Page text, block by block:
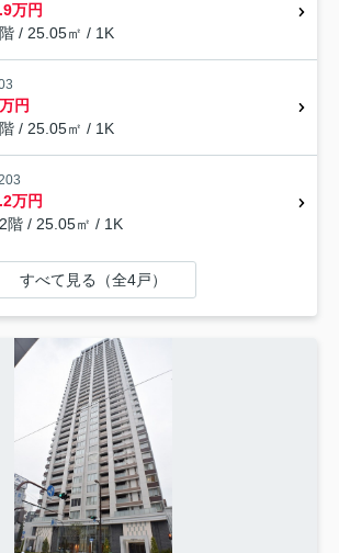
万円
/ 25.05㎡ / 1K
円
/ 25.05㎡ / 1K
万円
階 / 25.05㎡ / 1K
すべて見る（全4戸）